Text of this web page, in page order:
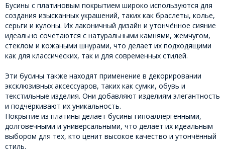
Бусины с платиновым покрытием широко используются для
создания изысканных украшений, таких как браслеты, колье,
серьги и кулоны. Их лаконичный дизайн и утончённое сияние
идеально сочетаются с натуральными камнями, жемчугом,
стеклом и кожаными шнурами, что делает их подходящими
как для классических, так и для современных стилей.
Эти бусины также находят применение в декорировании
эксклюзивных аксессуаров, таких как сумки, обувь и
текстильные изделия. Они добавляют изделиям элегантность
и подчёркивают их уникальность.
Покрытие из платины делает бусины гипоаллергенными,
долговечными и универсальными, что делает их идеальным
выбором для тех, кто ценит высокое качество и утончённый
стиль.